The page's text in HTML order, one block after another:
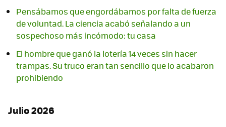
Pensábamos que engordábamos por falta de fuerza
de voluntad. La ciencia acabó señalando a un
sospechoso más incómodo: tu casa
El hombre que ganó la lotería 14 veces sin hacer
trampas. Su truco eran tan sencillo que lo acabaron
prohibiendo
Julio 2026